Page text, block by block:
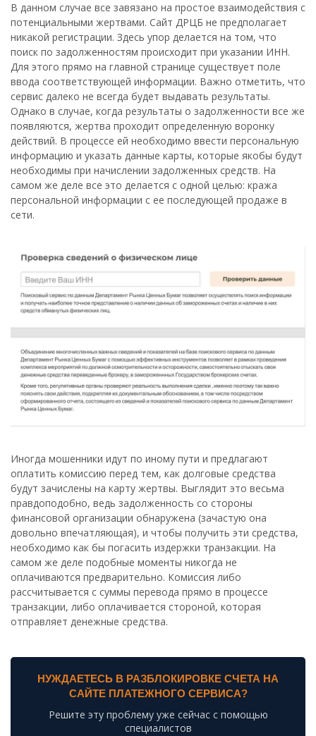
В данном случае все завязано на простое взаимодействия с
потенциальными жертвами. Сайт ДРЦБ не предполагает
никакой регистрации. Здесь упор делается на том, что
поиск по задолженностям происходит при указании ИНН.
Для этого прямо на главной странице существует поле
ввода соответствующей информации. Важно отметить, что
сервис далеко не всегда будет выдавать результаты.
Однако в случае, когда результаты о задолженности все же
появляются, жертва проходит определенную воронку
действий. В процессе ей необходимо ввести персональную
информацию и указать данные карты, которые якобы будут
необходимы при начислении задолженных средств. На
самом же деле все это делается с одной целью: кража
персональной информации с ее последующей продаже в
сети.
Иногда мошенники идут по иному пути и предлагают
оплатить комиссию перед тем, как долговые средства
будут зачислены на карту жертвы. Выглядит это весьма
правдоподобно, ведь задолженность со стороны
финансовой организации обнаружена (зачастую она
довольно впечатляющая), и чтобы получить эти средства,
необходимо как бы погасить издержки транзакции. На
самом же деле подобные моменты никогда не
оплачиваются предварительно. Комиссия либо
рассчитывается с суммы перевода прямо в процессе
транзакции, либо оплачивается стороной, которая
отправляет денежные средства.
НУЖДАЕТЕСЬ В РАЗБЛОКИРОВКЕ СЧЕТА НА
САЙТЕ ПЛАТЕЖНОГО СЕРВИСА?
Решите эту проблему уже сейчас с помощью
специалистов